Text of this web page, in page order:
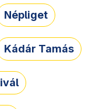
Népliget
Kádár Tamás